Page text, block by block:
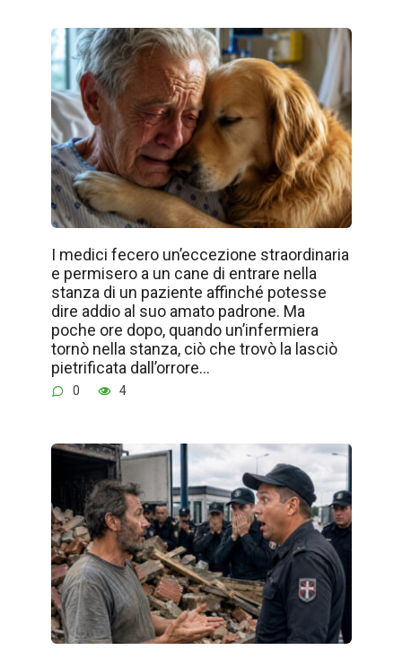
I medici fecero un’eccezione straordinaria
e permisero a un cane di entrare nella
stanza di un paziente affinché potesse
dire addio al suo amato padrone. Ma
poche ore dopo, quando un’infermiera
tornò nella stanza, ciò che trovò la lasciò
pietrificata dall’orrore…
0 4